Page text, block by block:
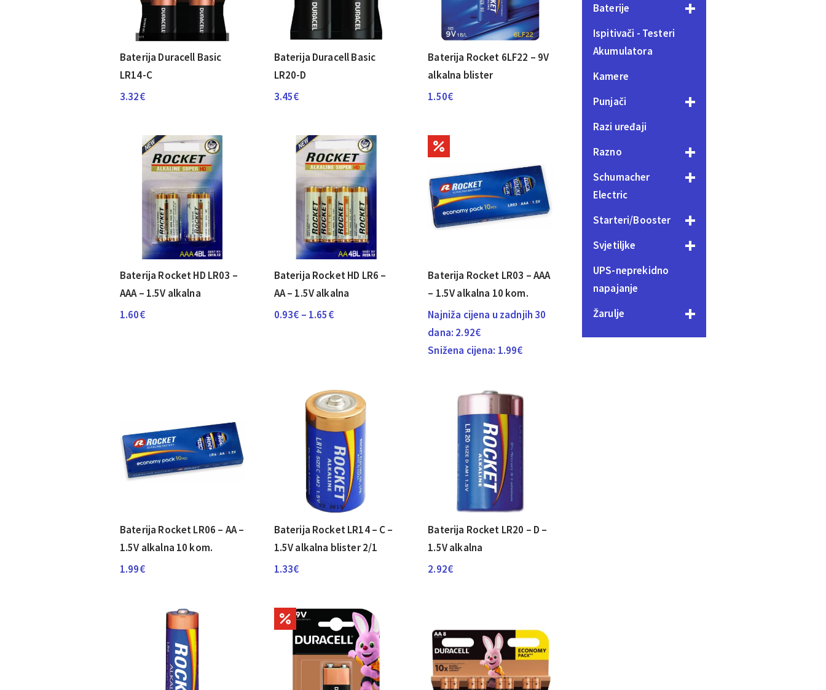
Baterije
Ispitivači - Testeri
Akumulatora
Kamere
Punjači
Razi uređaji
Razno
Schumacher
Electric
Starteri/Booster
Svjetiljke
UPS-neprekidno
napajanje
Žarulje
Baterija Duracell Basic
LR14-C
3.32€
Baterija Duracell Basic
LR20-D
3.45€
Baterija Rocket 6LF22 – 9V
alkalna blister
1.50€
Baterija Rocket HD LR03 –
AAA – 1.5V alkalna
1.60€
Baterija Rocket HD LR6 –
AA – 1.5V alkalna
0.93€ – 1.65€Raspon
1.65€
Baterija Rocket LR03 – AAA
– 1.5V alkalna 10 kom.
Najniža cijena u zadnjih 30
dana: 2.92€
Snižena cijena: 1.99€
Baterija Rocket LR06 – AA –
1.5V alkalna 10 kom.
1.99€
Baterija Rocket LR14 – C –
1.5V alkalna blister 2/1
1.33€
Baterija Rocket LR20 – D –
1.5V alkalna
2.92€